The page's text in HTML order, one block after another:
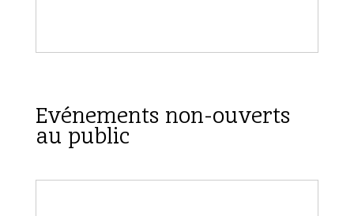
Evénements non-ouverts
au public